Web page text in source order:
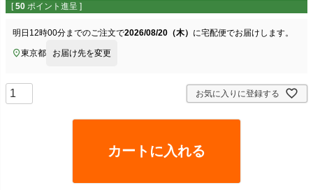
[ 50 ポイント進呈 ]
明日 12時00分までのご注文で2026/08/20（木） に宅配便でお届けします。
東京都 お届け先を変更
お気に入りに登録する
カートに入れる